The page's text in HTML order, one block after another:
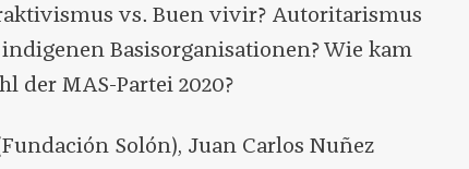
vs. Buen vivir? Autoritarismus
Basisorganisationen? Wie kam
der MAS-Partei 2020?
Solón), Juan Carlos Nuñez